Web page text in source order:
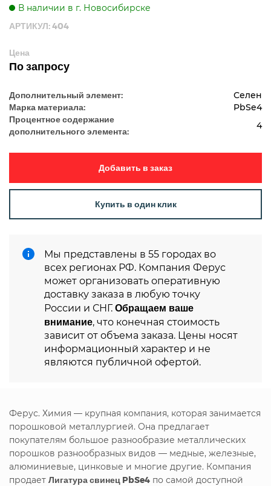
В наличии в г. Новосибирске
АРТИКУЛ: 404
Цена
По запросу
Дополнительный элемент: Селен
Марка материала: PbSe4
Процентное содержание
дополнительного элемента:
4
Добавить в заказ
Купить в один клик
Мы представлены в 55 городах во
всех регионах РФ. Компания Ферус
может организовать оперативную
доставку заказа в любую точку
России и СНГ. Обращаем ваше
внимание, что конечная стоимость
зависит от объема заказа. Цены носят
информационный характер и не
являются публичной офертой.
Ферус. Химия — крупная компания, которая занимается
порошковой металлургией. Она предлагает
покупателям большое разнообразие металлических
порошков разнообразных видов — медные, железные,
алюминиевые, цинковые и многие другие. Компания
продает Лигатура свинец PbSe4 по самой доступной